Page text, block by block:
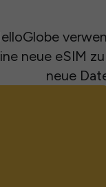
neue eSIM
neue